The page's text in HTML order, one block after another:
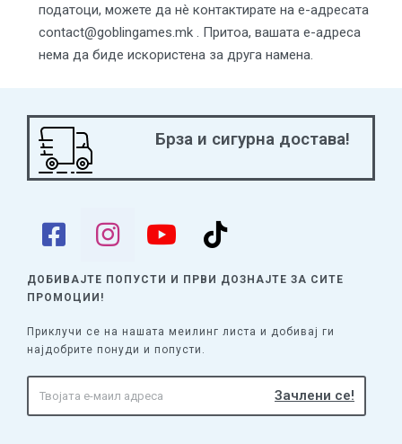
податоци, можете да нè контактирате на е-адресата
contact@goblingames.mk . Притоа, вашата е-адреса
нема да биде искористена за друга намена.
Брза и сигурна достава!
ДОБИВАЈТЕ ПОПУСТИ И ПРВИ ДОЗНАЈТЕ ЗА СИТЕ
ПРОМОЦИИ!
Приклучи се на нашата меилинг листа и добивај ги
најдобрите понуди и попусти.